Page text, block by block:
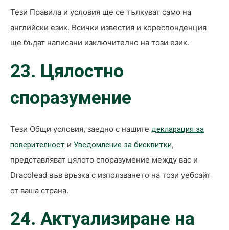
Тези Правила и условия ще се тълкуват само на
английски език. Всички известия и кореспонденция
ще бъдат написани изключително на този език.
23. Цялостно
споразумение
Тези Общи условия, заедно с нашите декларация за
поверителност и Уведомление за бисквитки,
представляват цялото споразумение между вас и
Dracolead във връзка с използването на този уебсайт
от ваша страна.
24. Актуализиране на